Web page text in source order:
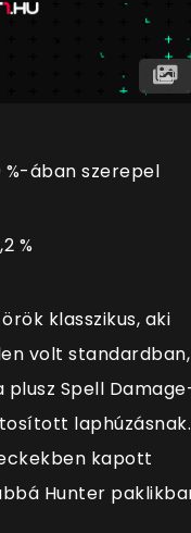
%-ában szerepel
,2 %
klasszikus, aki
volt standardban,
plusz Spell
laphúzásnak.
kapott
Hunter